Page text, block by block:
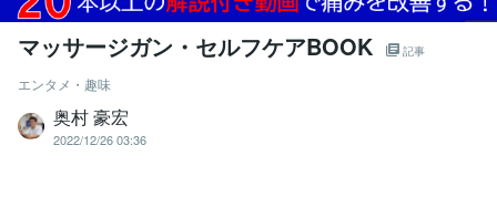
マッサージガン・セルフケアBOOK 記事
エンタメ・趣味
奥村 豪宏
2022/12/26 03:36